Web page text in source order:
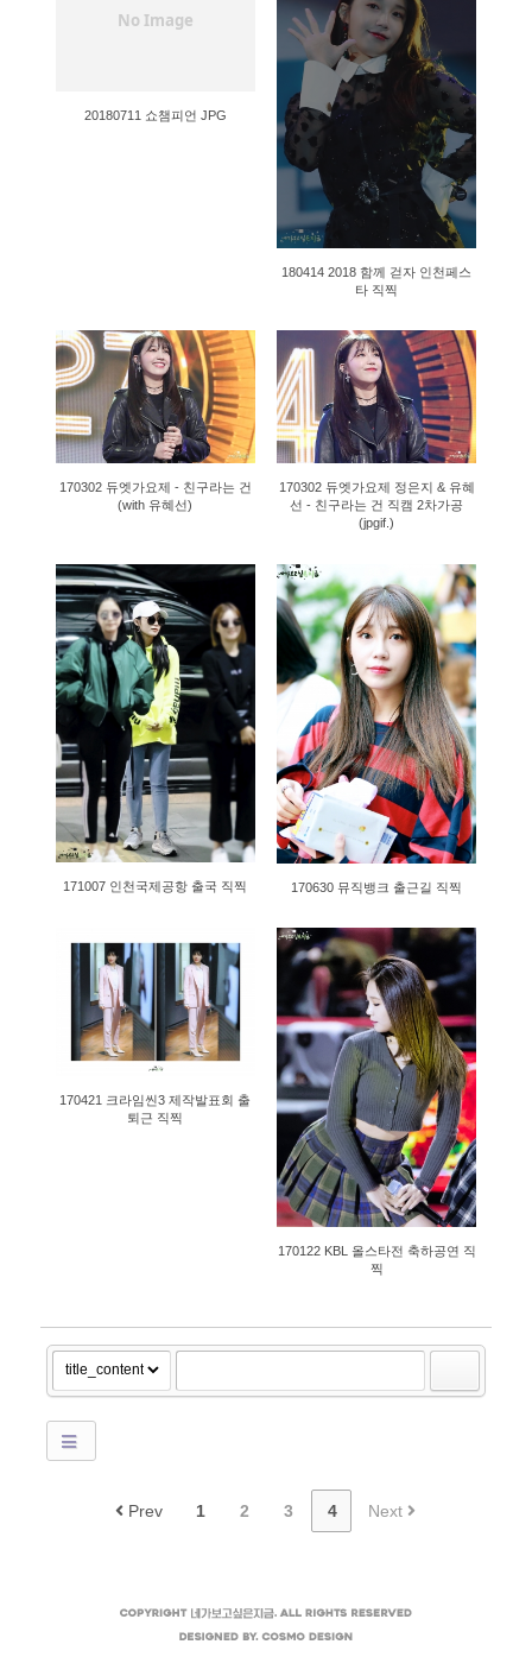
No Image
20180711 쇼챔피언 JPG
180414 2018 함께 걷자 인천페스
타 직찍
927
170302 듀엣가요제 - 친구라는 건
(with 유혜선)
1735
170302 듀엣가요제 정은지 & 유혜
선 - 친구라는 건 직캠 2차가공
(jpgif.)
1462
171007 인천국제공항 출국 직찍
1191
170630 뮤직뱅크 출근길 직찍
1119
170421 크라임씬3 제작발표회 출
퇴근 직찍
1223
170122 KBL 올스타전 축하공연 직
찍
Prev 1 2 3 4 Next